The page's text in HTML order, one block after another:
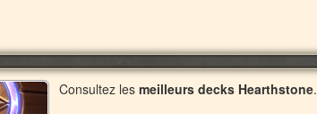
Consultez les meilleurs decks Hearthstone.